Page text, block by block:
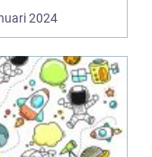
en bred
oc...
2024